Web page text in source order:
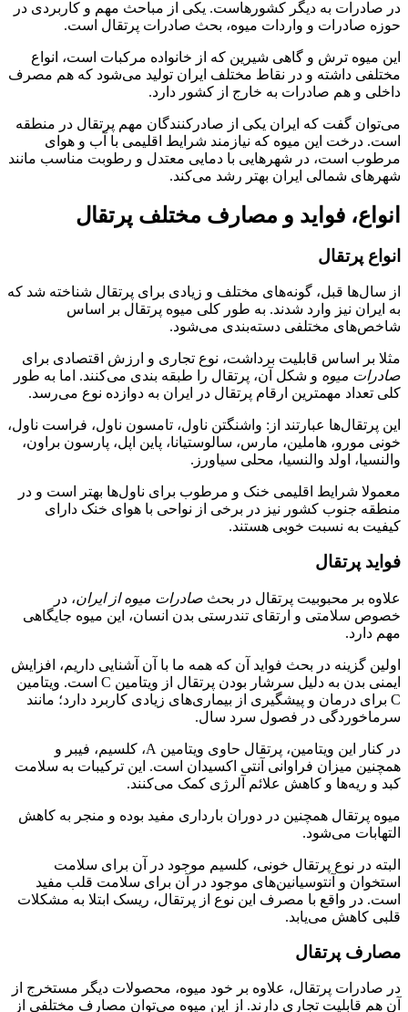
در صادرات به دیگر کشورهاست. یکی از مباحث مهم و کاربردی در
حوزه صادرات و واردات میوه، بحث صادرات پرتقال است.
این میوه ترش و گاهی شیرین که از خانواده مرکبات است، انواع
مختلفی داشته و در نقاط مختلف ایران تولید می‌شود که هم مصرف
داخلی و هم صادرات به خارج از کشور دارد.
می‌توان گفت که ایران یکی از صادرکنندگان مهم پرتقال در منطقه
است. درخت این میوه که نیازمند شرایط اقلیمی با آب و هوای
مرطوب است، در شهرهایی با دمایی معتدل و رطوبت مناسب مانند
شهرهای شمالی ایران بهتر رشد می‌کند.
انواع، فواید و مصارف مختلف پرتقال
انواع پرتقال
از سال‌ها قبل، گونه‌های مختلف و زیادی برای پرتقال شناخته شد که
به ایران نیز وارد شدند. به طور کلی میوه پرتقال بر اساس
شاخص‌های مختلفی دسته‌بندی می‌شود.
مثلا بر اساس قابلیت برداشت، نوع تجاری و ارزش اقتصادی برای
صادرات میوه و شکل آن، پرتقال را طبقه بندی می‌کنند. اما به طور
کلی تعداد مهمترین ارقام پرتقال در ایران به دوازده نوع می­‌رسد.
این پرتقال‌ها عبارتند از: واشنگتن ناول، تامسون ناول، فراست ناول،
خونی مورو، هاملين، مارس، سالوستيانا، پاين اپل، پارسون براون،
والنسيا، اولد والنسيا، محلی سياورز.
معمولا شرایط اقلیمی خنک و مرطوب برای ناول‌ها بهتر است و در
منطقه جنوب کشور نیز در برخی از نواحی با هوای خنک دارای
كيفيت به نسبت خوبی هستند.
فواید پرتقال
علاوه بر محبوبیت پرتقال در بحث صادرات میوه از ایران، در
خصوص سلامتی و ارتقای تندرستی بدن انسان، این میوه جایگاهی
مهم دارد.
اولین گزینه در بحث فواید آن که همه ما با آن آشنایی داریم، افزایش
ایمنی بدن به دلیل سرشار بودن پرتقال از ویتامین C است. ویتامین
C برای درمان و پیشگیری از بیماری‌های زیادی کاربرد دارد؛ مانند
سرماخوردگی در فصول سرد سال.
در کنار این ویتامین، پرتقال حاوی ویتامین A، کلسیم، فیبر و
همچنین میزان فراوانی آنتی اکسیدان است. این ترکیبات به سلامت
کبد و ریه‌­ها و کاهش علائم آلرژی کمک می‌کنند.
میوه پرتقال همچنین در دوران بارداری مفید بوده و منجر به کاهش
التهابات می‌شود.
البته در نوع پرتقال خونی، کلسیم موجود در آن برای سلامت
استخوان و آنتوسیانین‌های موجود در آن برای سلامت قلب مفید
است. در واقع با مصرف این نوع از پرتقال، ریسک ابتلا به مشکلات
قلبی کاهش می‌یابد.
مصارف پرتقال
در صادرات پرتقال، علاوه بر خود میوه، محصولات دیگر مستخرج از
آن هم قابلیت تجاری دارند. از این میوه می‌توان مصارف مختلفی از